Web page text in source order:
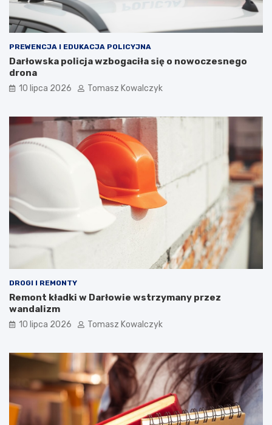
PREWENCJA I EDUKACJA POLICYJNA
Darłowska policja wzbogaciła się o nowoczesnego
drona
10 lipca 2026 Tomasz Kowalczyk
DROGI I REMONTY
Remont kładki w Darłowie wstrzymany przez
wandalizm
10 lipca 2026 Tomasz Kowalczyk